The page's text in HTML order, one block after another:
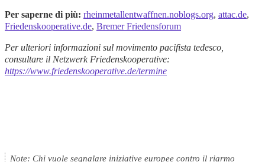
Per saperne di più: rheinmetallentwaffnen.noblogs.org, attac.de,
Friedenskooperative.de, Bremer Friedensforum
Per ulteriori informazioni sul movimento pacifista tedesco,
consultare il Netzwerk Friedenskooperative:
https://www.friedenskooperative.de/termine
Note: Chi vuole segnalare iniziative europee contro il riarmo